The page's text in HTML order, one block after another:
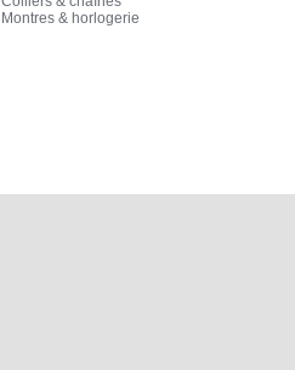
Montres & horlogerie